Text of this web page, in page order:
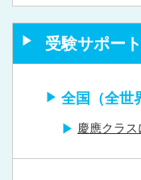
受験サポー
全国（全世
慶應クラス